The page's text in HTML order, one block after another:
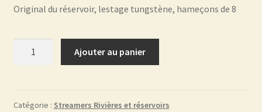
Original du réservoir, lestage tungstène, hameçons de 8
Pink
Ajouter au panier
Catégorie : Streamers Rivières et réservoirs